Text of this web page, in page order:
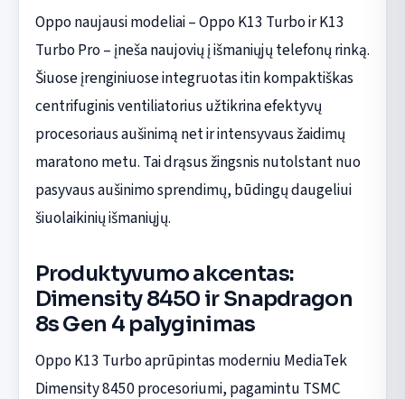
Oppo naujausi modeliai – Oppo K13 Turbo ir K13
Turbo Pro – įneša naujovių į išmaniųjų telefonų rinką.
Šiuose įrenginiuose integruotas itin kompaktiškas
centrifuginis ventiliatorius užtikrina efektyvų
procesoriaus aušinimą net ir intensyvaus žaidimų
maratono metu. Tai drąsus žingsnis nutolstant nuo
pasyvaus aušinimo sprendimų, būdingų daugeliui
šiuolaikinių išmaniųjų.
Produktyvumo akcentas:
Dimensity 8450 ir Snapdragon
8s Gen 4 palyginimas
Oppo K13 Turbo aprūpintas moderniu MediaTek
Dimensity 8450 procesoriumi, pagamintu TSMC